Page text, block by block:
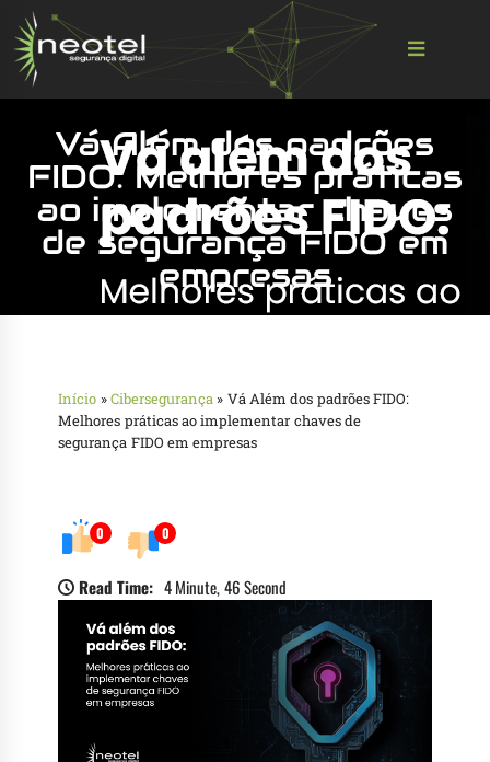
Vá Além dos padrões
FIDO: Melhores práticas
ao implementar chaves
de segurança FIDO em
empresas
Início »Cibersegurança » Vá Além dos padrões FIDO:
Melhores práticas ao implementar chaves de
segurança FIDO em empresas
0 0
Read Time: 4 Minute, 46 Second